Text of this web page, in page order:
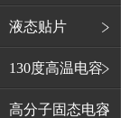
液态贴片
130度高温电容
高分子固态电容